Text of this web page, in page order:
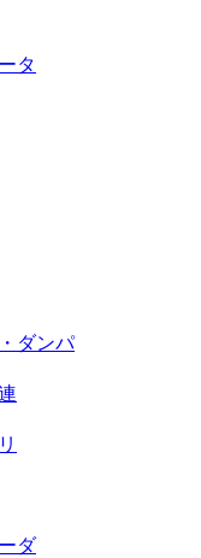
タ
ダンパ
ダ